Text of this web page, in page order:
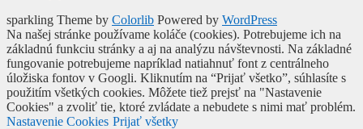
sparkling Theme by Colorlib Powered by WordPress
Na našej stránke používame koláče (cookies). Potrebujeme ich na
základnú funkciu stránky a aj na analýzu návštevnosti. Na základné
fungovanie potrebujeme napríklad natiahnuť font z centrálneho
úložiska fontov v Googli. Kliknutím na “Prijať všetko”, súhlasíte s
použitím všetkých cookies. Môžete tiež prejsť na "Nastavenie
Cookies" a zvoliť tie, ktoré zvládate a nebudete s nimi mať problém.
Nastavenie Cookies Prijať všetky